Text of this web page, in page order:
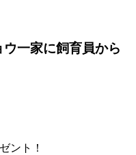
一家に飼育員から
ント！